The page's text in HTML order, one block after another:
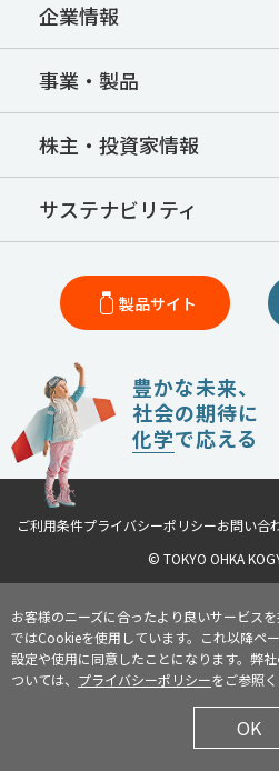
製品サイト
企業情報
事業・製品
株主・投資家情報
サステナビリティ
豊かな未来、
社会の期待に
化学で応える
ご利用条件プライバシーポリシーお問い合
© TOKYO OHKA
お客様のニーズに合ったより良いサービス
ではCookieを使用しています。これ以降ペ
設定や使用に同意したことになります。弊
ついては、 プライバシーポリシーをご参照く
OK